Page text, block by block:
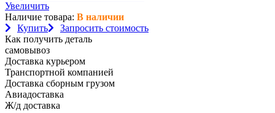
Увеличить
Наличие товара: В наличии
Купить
Запросить стоимость
Как получить деталь
самовывоз
Доставка курьером
Транспортной компанией
Доставка сборным грузом
Авиадоставка
Ж/д доставка